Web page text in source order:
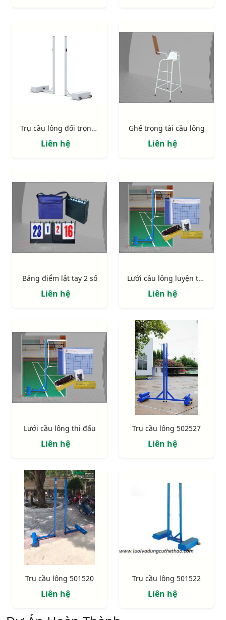
Trụ cầu lông đối trọng bê tông S27024
Liên hệ
Ghế trọng tài cầu lông
Liên hệ
Bảng điểm lật tay 2 số
Liên hệ
Lưới cầu lông luyện tập
Liên hệ
Lưới cầu lông thi đấu
Liên hệ
Trụ cầu lông 502527
Liên hệ
Trụ cầu lông 501520
Liên hệ
Trụ cầu lông 501522
Liên hệ